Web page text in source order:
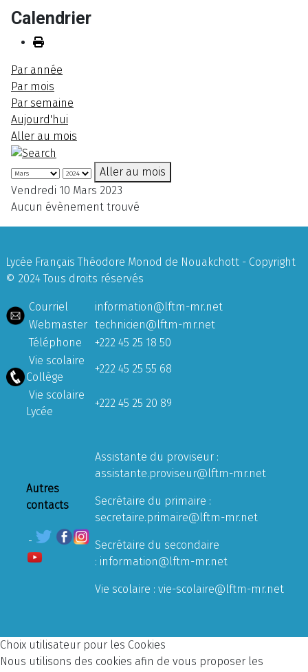
Calendrier
Par année
Par mois
Par semaine
Aujourd'hui
Aller au mois
Aller au mois
Vendredi 10 Mars 2023
Aucun évènement trouvé
Lycée Français Théodore Monod de Nouakchott - Copyright
© 2024 Tous droits réservés
Courriel
information@lftm-mr.net
Webmaster technicien@lftm-mr.net
Téléphone
+222 45 25 18 50
Vie scolaire
Collège
+222 45 25 55 68
Vie scolaire
Lycée
+222 45 25 20 89
Autres
contacts
Assistante du proviseur :
assistante.proviseur@lftm-mr.net
Secrétaire du primaire :
secretaire.primaire@lftm-mr.net
Secrétaire du secondaire
: information@lftm-mr.net
Vie scolaire : vie-scolaire@lftm-mr.net
Choix utilisateur pour les Cookies
Nous utilisons des cookies afin de vous proposer les